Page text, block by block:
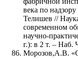
века по
Телишев //
современном
научно-
г.): в 2 т. – Наб.
Морозов,А.В.